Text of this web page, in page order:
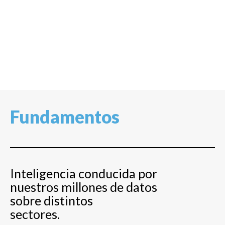
Fundamentos
Inteligencia conducida por
nuestros millones de datos
sobre distintos
sectores.